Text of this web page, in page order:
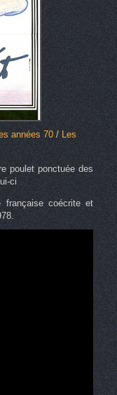
années 70/ Les
poulet ponctuée des
ci
française coécrite et